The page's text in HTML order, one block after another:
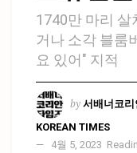
1740만 마리
거나 소각 블룸
요 있어" 지적
by 서배너코
KOREAN TIMES
4월 5, 2023